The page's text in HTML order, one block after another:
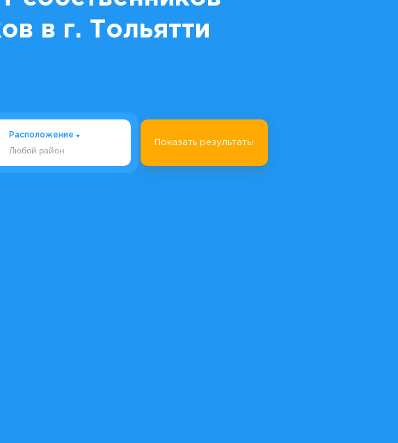
в г. Тольятти
Расположение
Любой район
Показать результаты